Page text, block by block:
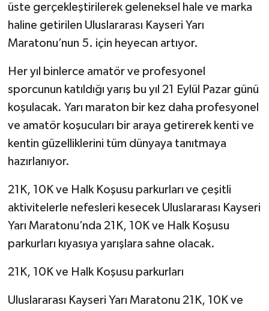
üste gerçekleştirilerek geleneksel hale ve marka
haline getirilen Uluslararası Kayseri Yarı
Maratonu’nun 5. için heyecan artıyor.
Her yıl binlerce amatör ve profesyonel
sporcunun katıldığı yarış bu yıl 21 Eylül Pazar günü
koşulacak. Yarı maraton bir kez daha profesyonel
ve amatör koşucuları bir araya getirerek kenti ve
kentin güzelliklerini tüm dünyaya tanıtmaya
hazırlanıyor.
21K, 10K ve Halk Koşusu parkurları ve çeşitli
aktivitelerle nefesleri kesecek Uluslararası Kayseri
Yarı Maratonu’nda 21K, 10K ve Halk Koşusu
parkurları kıyasıya yarışlara sahne olacak.
21K, 10K ve Halk Koşusu parkurları
Uluslararası Kayseri Yarı Maratonu 21K, 10K ve